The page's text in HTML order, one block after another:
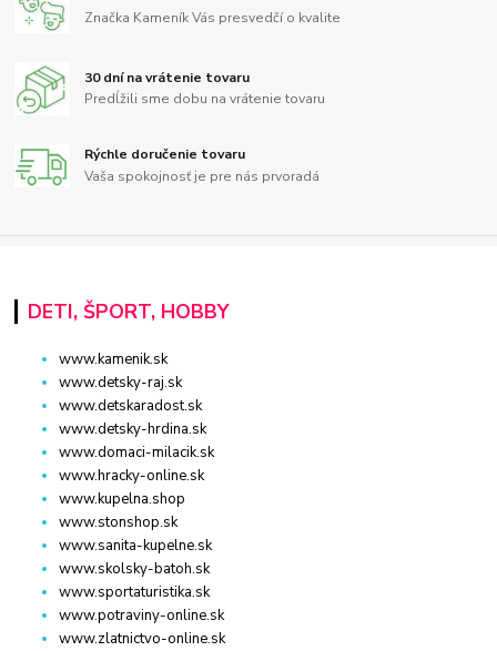
Značka Kameník Vás presvedčí o kvalite
30 dní na vrátenie tovaru
Predĺžili sme dobu na vrátenie tovaru
Rýchle doručenie tovaru
Vaša spokojnosť je pre nás prvoradá
DETI, ŠPORT, HOBBY
www.kamenik.sk
www.detsky-raj.sk
www.detskaradost.sk
www.detsky-hrdina.sk
www.domaci-milacik.sk
www.hracky-online.sk
www.kupelna.shop
www.stonshop.sk
www.sanita-kupelne.sk
www.skolsky-batoh.sk
www.sportaturistika.sk
www.potraviny-online.sk
www.zlatnictvo-online.sk